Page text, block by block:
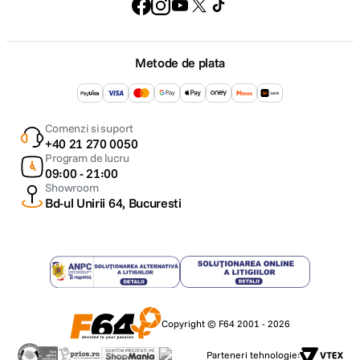
Metode de plata
Comenzi si suport
+40 21 270 0050
Program de lucru
09:00 - 21:00
Showroom
Bd-ul Unirii 64, Bucuresti
Copyright © F64 2001 - 2026
Parteneri tehnologie: